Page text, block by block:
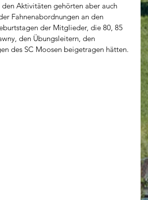
Aktivitäten gehörten aber auch
Fahnenabordnungen an den
der Mitglieder, die 80, 85
den Übungsleitern, den
des SC Moosen beigetragen hätten.